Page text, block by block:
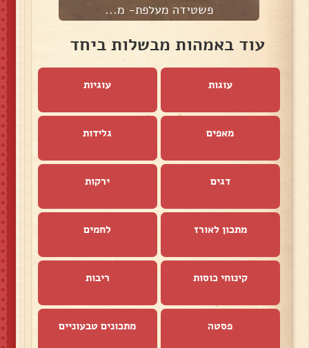
פשטידה מעלפת- מ...
עוד באמהות מבשלות ביחד
עוגות עוגיות
מאפים גלידות
דגים ירקות
מתכון לאורז לחמים
קינוחי כוסות ריבות
פסטה מתכונים טבעוניים